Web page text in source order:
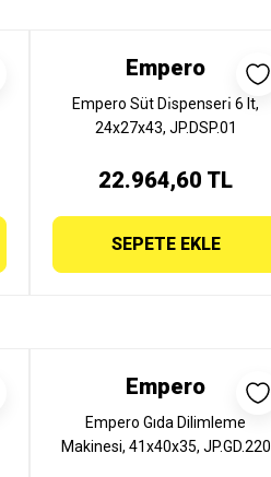
Empero
Empero Süt Dı̇spenserı̇ 6 lt,
24x27x43, JP.DSP.01
22.964,60 TL
SEPETE EKLE
Empero
Empero Gıda Dilimleme
Makinesi, 41x40x35, JP.GD.220